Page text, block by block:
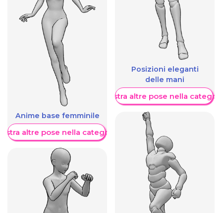
Anime base femminile
altre pose nella categoria
Posizioni eleganti
delle mani
Mostra altre pose nella